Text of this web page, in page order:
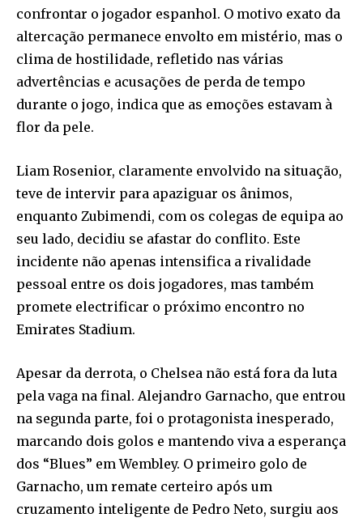
confrontar o jogador espanhol. O motivo exato da
altercação permanece envolto em mistério, mas o
clima de hostilidade, refletido nas várias
advertências e acusações de perda de tempo
durante o jogo, indica que as emoções estavam à
flor da pele.
Liam Rosenior, claramente envolvido na situação,
teve de intervir para apaziguar os ânimos,
enquanto Zubimendi, com os colegas de equipa ao
seu lado, decidiu se afastar do conflito. Este
incidente não apenas intensifica a rivalidade
pessoal entre os dois jogadores, mas também
promete electrificar o próximo encontro no
Emirates Stadium.
Apesar da derrota, o Chelsea não está fora da luta
pela vaga na final. Alejandro Garnacho, que entrou
na segunda parte, foi o protagonista inesperado,
marcando dois golos e mantendo viva a esperança
dos “Blues” em Wembley. O primeiro golo de
Garnacho, um remate certeiro após um
cruzamento inteligente de Pedro Neto, surgiu aos